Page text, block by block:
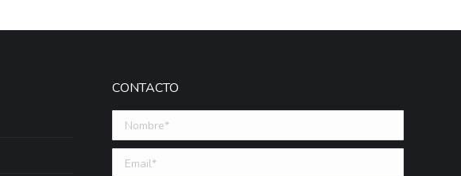
CONTACTO
Nombre *
Email (requerido)